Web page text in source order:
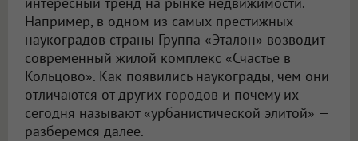
Например, в одном из самых престижных
наукоградов страны Группа «Эталон» возводит
современный жилой комплекс «Счастье в
Кольцово». Как появились наукограды, чем они
отличаются от других городов и почему их
сегодня называют «урбанистической элитой» —
разберемся далее.